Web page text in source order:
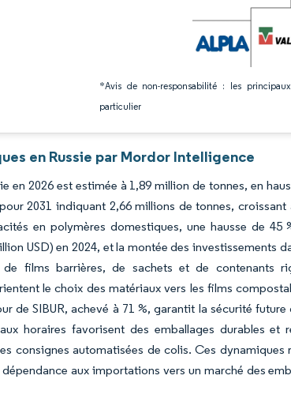
*Avis de non-responsabilité : les
particulier
en Russie par Mordor Intelligence
en 2026 est estimée à 1,89 million de tonnes, en
2031 indiquant 2,66 millions de tonnes, croissant
en polymères domestiques, une hausse de 45
USD) en 2024, et la montée des investissements
films barrières, de sachets et de contenants
le choix des matériaux vers les films
de SIBUR, achevé à 71 %, garantit la sécurité
horaires favorisent des emballages durables et
consignes automatisées de colis. Ces
aux importations vers un marché des